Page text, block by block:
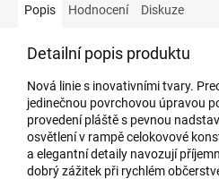
Popis Hodnocení Diskuze
Detailní popis produktu
Nová linie s inovativními tvary.
jedinečnou povrchovou úpravou
provedení pláště s pevnou
osvětlení v rampě celokovové
a elegantní detaily navozují
dobrý zážitek při rychlém